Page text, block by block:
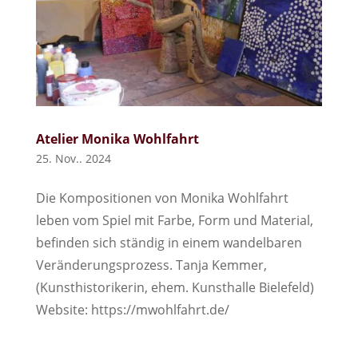
Atelier Monika Wohlfahrt
25. Nov.. 2024
Die Kompositionen von Monika Wohlfahrt
leben vom Spiel mit Farbe, Form und Material,
befinden sich ständig in einem wandelbaren
Veränderungsprozess. Tanja Kemmer,
(Kunsthistorikerin, ehem. Kunsthalle Bielefeld)
Website: https://mwohlfahrt.de/